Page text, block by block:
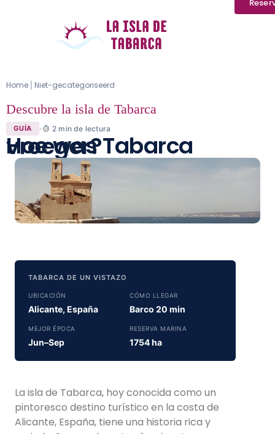
Home Niet-gecategoriseerd
Descubre la isla de Tabarca
GUÍA 2 min de lectura
Hoe was Tabarca vroeger?
TABARCA DE UN VISTAZO
UBICACIÓN
Alicante, España
CÓMO LLEGAR
Barco 20 min
MEJOR ÉPOCA
Jun–Sep
RESERVA MARINA
1754 ha
La isla de Tabarca, hoy conocida como un
pintoresco destino turístico en la costa de
Alicante, España, tiene una historia rica y